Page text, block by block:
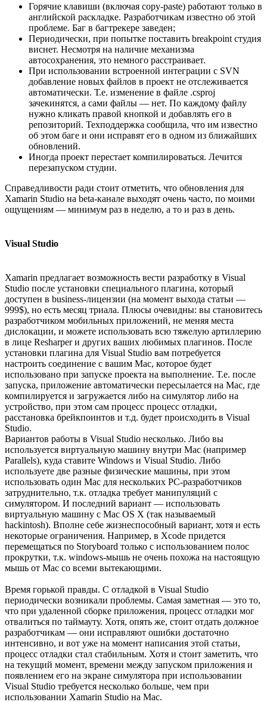
Горячие клавиши (включая copy-paste) работают только в
английской раскладке. Разработчикам известно об этой
проблеме. Баг в багтрекере заведен;
Периодически, при попытке поставить breakpoint студия
виснет. Несмотря на наличие механизма
автосохранения, это немного расстраивает.
При использовании встроенной интеграции с SVN
добавление новых файлов в проект не отслеживается
автоматически. Т.е. изменение в файле .csproj
зачекинятся, а сами файлы — нет. По каждому файлу
нужно кликать правой кнопкой и добавлять его в
репозиторий. Техподдержка сообщила, что им известно
об этом баге и они исправят его в одном из ближайших
обновлений.
Иногда проект перестает компилироваться. Лечится
перезапуском студии.
Справедливости ради стоит отметить, что обновления для
Xamarin Studio на beta-канале выходят очень часто, по моими
ощущениям — минимум раз в неделю, а то и раз в день.
Visual Studio
Xamarin предлагает возможность вести разработку в Visual
Studio после установки специального плагина, который
доступен в business-лицензии (на момент выхода статьи —
999$), но есть месяц триала. Плюсы очевидны: вы становитесь
разработчиком мобильных приложений, не меняя места
дислокации, и можете использовать всю тяжелую артиллерию
в лице Resharper и других ваших любимых плагинов. После
установки плагина для Visual Studio вам потребуется
настроить соединение с вашим Mac, которое будет
использовано при запуске проекта на выполнение. Т.е. после
запуска, приложение автоматически пересылается на Mac, где
компилируется и загружается либо на симулятор либо на
устройство, при этом сам процесс процесс отладки,
расстановка брейкпоинтов и т.д. будет происходить в Visual
Studio.
Вариантов работы в Visual Studio несколько. Либо вы
используется виртуальную машину внутри Mac (например
Parallels), куда ставите Windows и Visual Studio. Либо
используете две разные физические машины, при этом
использовать один Mac для нескольких PC-разработчиков
затруднительно, т.к. отладка требует манипуляций с
симулятором. И последний вариант — использовать
виртуальную машину с Mac OS X (так называемый
hackintosh). Вполне себе жизнеспособный вариант, хотя и есть
некоторые ограничения. Например, в Xcode придется
перемещаться по Storyboard только с использованием полос
прокрутки, т.к. windows-мышь не очень похожа на настоящую
мышь от Mac со всеми вытекающими.
Время горькой правды. С отладкой в Visual Studio
периодически возникали проблемы. Самая заметная — это то,
что при удаленной сборке приложения, процесс отладки мог
отвалиться по таймауту. Хотя, опять же, стоит отдать должное
разработчикам — они исправляют ошибки достаточно
интенсивно, и вот уже на момент написания этой статьи,
процесс отладки стал стабильным. Хотя и стоит заметить, что
на текущий момент, времени между запуском приложения и
появлением его на экране симулятора при использовании
Visual Studio требуется несколько больше, чем при
использовании Xamarin Studio на Mac.